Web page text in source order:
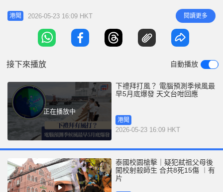
e
33℃。隨季候風全面爆發，大量暖濕氣流將為本港帶
來充沛水汽及不穩定天氣，甚至有利熱帶氣旋於季風
槽上形成。天文台正密切監測南海潛在低壓系統的發
展，呼籲市民留意最新天氣消息。 亞洲大陸受熱升
港聞 2026-05-23 16:09 HKT 閱讀更多
接下來播放 自動播放
正在播放中
下禮拜打風？ 電腦預測季候風最
早5月底爆發 天文台咁回應
港聞
2026-05-23 16:09 HKT
泰國校園槍擊｜疑犯弒祖父母後
闖校射殺師生 合共8死15傷 ︱有
片